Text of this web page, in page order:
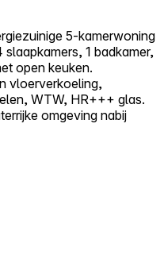
5-kamerwoning
1 badkamer,
open keuken.
vloerverkoeling,
WTW, HR+++ glas.
omgeving nabij